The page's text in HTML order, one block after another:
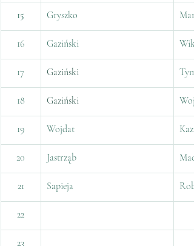
15 Gryszko
16 Gaziński
17 Gaziński
18 Gaziński
19 Wojdat
20 Jastrząb
21 Sapieja
22
23